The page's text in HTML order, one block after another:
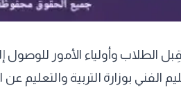
الطلاب وأولياء الأمور
الفني بوزارة التربية والتعليم